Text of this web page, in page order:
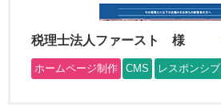
税理士法人ファースト 様
ホームページ制作 CMS レスポンシブ